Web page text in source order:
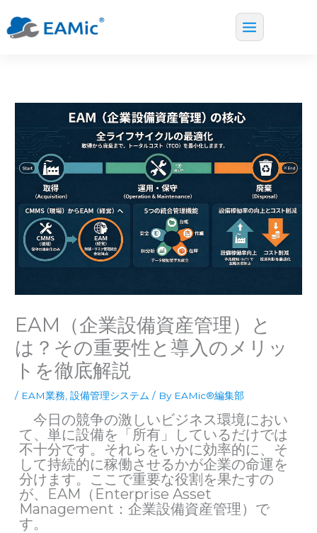
Main
EAM（企業設備資産管理）と
は？その重要性と導入のメリッ
トを徹底解説
/ EAM業務 ,設備管理システム / By EAMic®編集部
今日の競争の激しいビジネス環境におい
て、単に設備を「所有」しているだけでは
不十分です。それらをいかに効率的に、そ
して持続的に稼働させるかが企業の命運を
分けます。ここで重要な役割を果たすの
が、EAM（Enterprise Asset
Management：企業設備資産管理）で
す。